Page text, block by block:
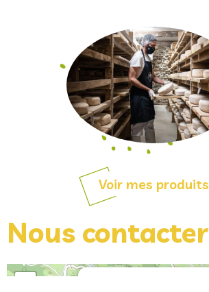
Voir mes produits
Nous contacter